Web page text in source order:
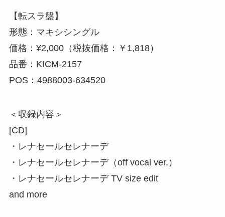
【転スラ盤】
形態：マキシシングル
価格：¥2,000（税抜価格：￥1,818）
品番：KICM-2157
POS：4988003-634520
＜収録内容＞
[CD]
・レナセールセレナーデ
・レナセールセレナーデ（off vocal ver.）
・レナセールセレナーデ TV size edit
and more